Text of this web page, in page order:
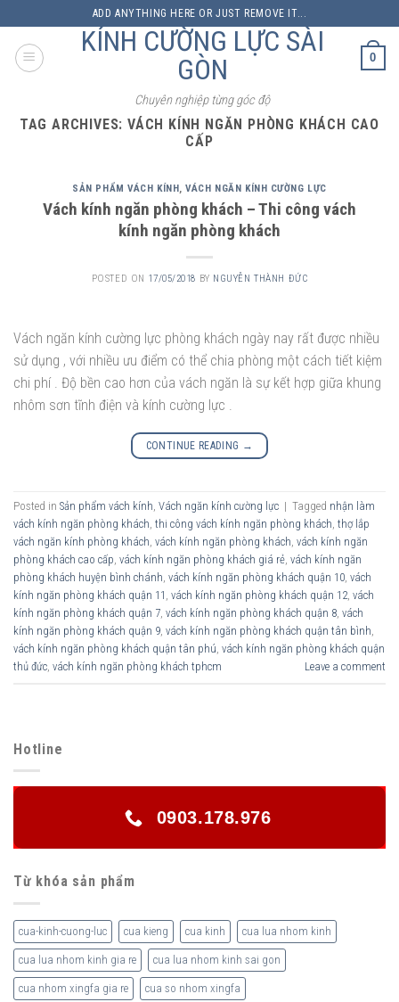
to
content
ADD ANYTHING HERE OR JUST REMOVE IT...
KÍNH CƯỜNG LỰC SÀI
GÒN
Chuyên nghiệp từng góc độ
0
TAG ARCHIVES:VÁCH KÍNH NGĂN PHÒNG KHÁCH CAO
CẤP
SẢN PHẨM VÁCH KÍNH,VÁCH NGĂN KÍNH CƯỜNG LỰC
Vách kính ngăn phòng khách – Thi công vách
kính ngăn phòng khách
POSTED ON 17/05/2018 BY NGUYỄN THÀNH ĐỨC
Vách ngăn kính cường lực phòng khách ngày nay rất được nhiều
sử dụng , với nhiều ưu điểm có thể chia phòng một cách tiết kiệm
chi phí . Độ bền cao hơn của vách ngăn là sự kết hợp giữa khung
nhôm sơn tĩnh điện và kính cường lực .
CONTINUE READING →
Posted in Sản phẩm vách kính Vách ngăn kính cường lực | Tagged nhận làm
vách kính ngăn phòng khách thi công vách kính ngăn phòng khách thợ lắp
vách ngăn kính phòng khách vách kính ngăn phòng khách vách kính ngăn
phòng khách cao cấp vách kính ngăn phòng khách giá rẻ vách kính ngăn
phòng khách huyện bình chánh vách kính ngăn phòng khách quận 10 vách
kính ngăn phòng khách quận 11 vách kính ngăn phòng khách quận 12 vách
kính ngăn phòng khách quận 7 vách kính ngăn phòng khách quận 8 vách
kính ngăn phòng khách quận 9 vách kính ngăn phòng khách quận tân bình
vách kính ngăn phòng khách quận tân phú vách kính ngăn phòng khách quận
thủ đức vách kính ngăn phòng khách tphcm Leave a comment
Hotline
0903.178.976
Từ khóa sản phẩm
cua-kinh-cuong-luc cua kieng cua kinh cua lua nhom kinh
cua lua nhom kinh gia re cua lua nhom kinh sai gon
cua nhom xingfa gia re cua so nhom xingfa